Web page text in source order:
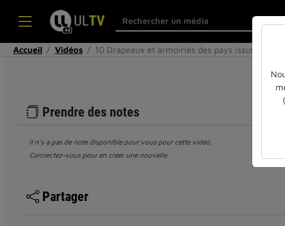
Accueil Vidéos 10 Drapeaux et armoiries des pays issus de l…
Prendre des notes
Il n’y a pas de note disponible pour vous pour cette vidéo.
Connectez-vous pour en créer une nouvelle.
Partager